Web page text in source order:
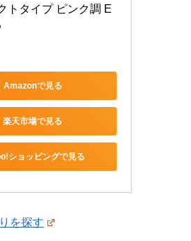
トタイプ ピンク調 E
Amazonで見る
楽天市場で見る
ショッピングで見る
を探す